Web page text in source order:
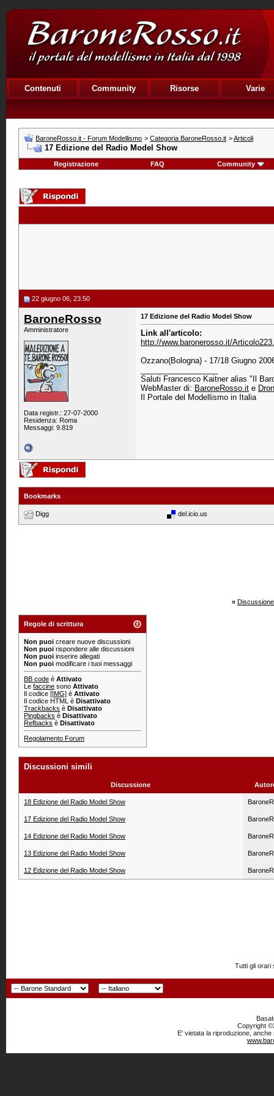
Contenuti Community Risorse Varie
BaroneRosso.it - Forum Modellismo > Categoria BaroneRosso.it >Articoli
17 Edizione del Radio Model Show
Registrazione FAQ Community
22 giugno 06, 23:50
BaroneRosso
Amministratore
Data registr.: 27-07-2000
Residenza: Roma
Messaggi: 9.819
17 Edizione del Radio Model Show
Link all'articolo:
http://www.baronerosso.it/
Ozzano(Bologna) - 17/18 Giugno
Saluti Francesco Kaitner alias "Il
WebMaster di: BaroneRosso.it e
Il Portale del Modellismo in Italia
Bookmarks
Digg del.icio.us
«
Regole di scrittura
Non puoi creare nuove discussioni
Non puoi rispondere alle discussioni
Non puoi inserire allegati
Non puoi modificare i tuoi messaggi
BB code è Attivato
Le faccine sono Attivato
Il codice [IMG] è Attivato
Il codice HTML è Disattivato
Trackbacks è Disattivato
Pingbacks è Disattivato
Refbacks è Disattivato
Regolamento Forum
Discussioni simili
Discussione
18 Edizione del Radio Model Show
17 Edizione del Radio Model Show
14 Edizione del Radio Model Show
13 Edizione del Radio Model Show
12 Edizione del Radio Model Show
Tutti gli orari
Copyright
E' vietata la riproduzione,